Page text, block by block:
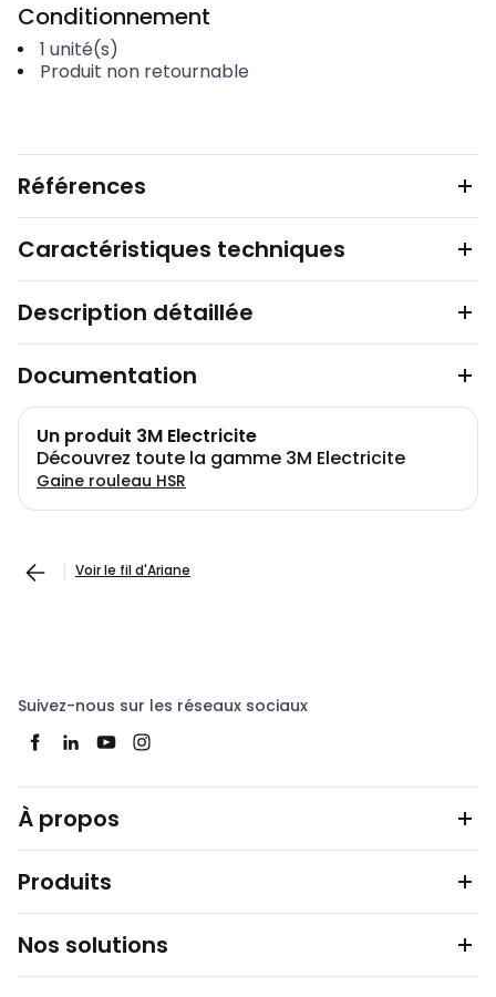
Conditionnement
1 unité(s)
Produit non retournable
Références
Caractéristiques techniques
Description détaillée
Documentation
Un produit 3M Electricite
Découvrez toute la gamme 3M Electricite
Gaine rouleau HSR
Voir le fil d'Ariane
Suivez-nous sur les réseaux sociaux
À propos
Produits
Nos solutions